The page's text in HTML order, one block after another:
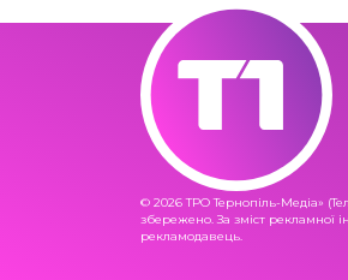
© 2026 ТРО Тернопіль-Медіа»
збережено. За зміст рекламної
рекламодавець.